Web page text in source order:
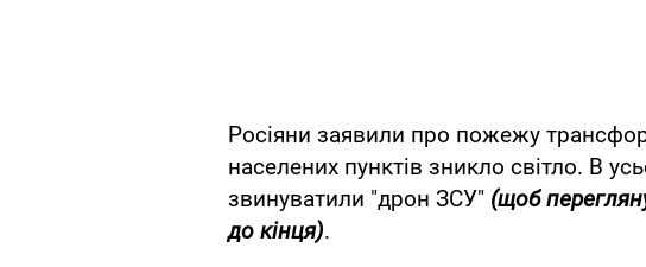
Росіяни заявили про пожежу
населених пунктів зникло світло. В
звинуватили "дрон ЗСУ" (щоб
до кінця).